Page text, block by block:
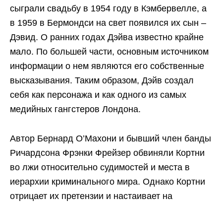
сыграли свадьбу в 1954 году в Кэмбервелле, а
в 1959 в Бермондси на свет появился их сын –
Дэвид. О ранних годах Дэйва известно крайне
мало. По большей части, основным источником
информации о нем являются его собственные
высказывания. Таким образом, Дэйв создал
себя как персонажа и как одного из самых
медийных гангстеров Лондона.
Автор Бернард О’Махони и бывший член банды
Ричардсона Фрэнки Фрейзер обвиняли Кортни
во лжи относительно судимостей и места в
иерархии криминального мира. Однако Кортни
отрицает их претензии и настаивает на